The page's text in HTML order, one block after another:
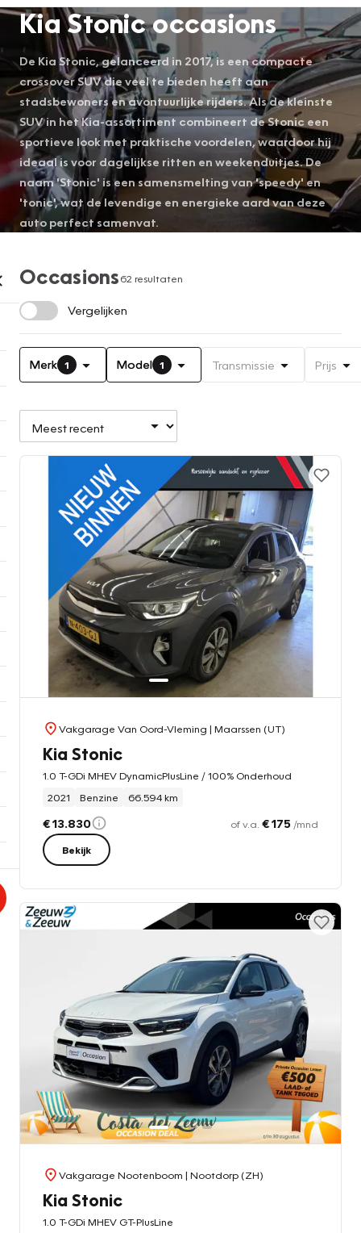
Kia Stonic occasions
De Kia Stonic, gelanceerd in 2017, is een compacte
crossover SUV die veel te bieden heeft aan
stadsbewoners en avontuurlijke rijders. Als de kleinste
SUV in het Kia-assortiment combineert de Stonic een
sportieve look met praktische voordelen, waardoor hij
ideaal is voor dagelijkse ritten en weekenduitjes. De
naam 'Stonic' is een samensmelting van 'speedy' en
'tonic', wat de levendige en energieke aard van deze
auto perfect samenvat.
Occasions62 resultaten
Vergelijken
Merk 1 Model 1 Transmissie Prijs
Vakgarage Van Oord-Vleming | Maarssen (UT)
Kia Stonic
1.0 T-GDi MHEV DynamicPlusLine / 100% Onderhoud
2021
Benzine 66.594 km
€ 13.830 of v.a. € 175 /mnd
Bekijk
Vakgarage Nootenboom | Nootdorp (ZH)
Kia Stonic
1.0 T-GDi MHEV GT-PlusLine